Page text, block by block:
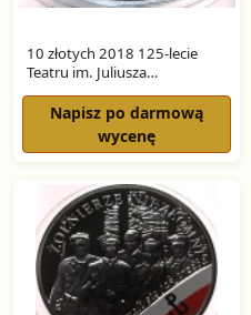
10 złotych 2018 125-lecie
Teatru im. Juliusza
SREBRO
Napisz po darmową
wycenę